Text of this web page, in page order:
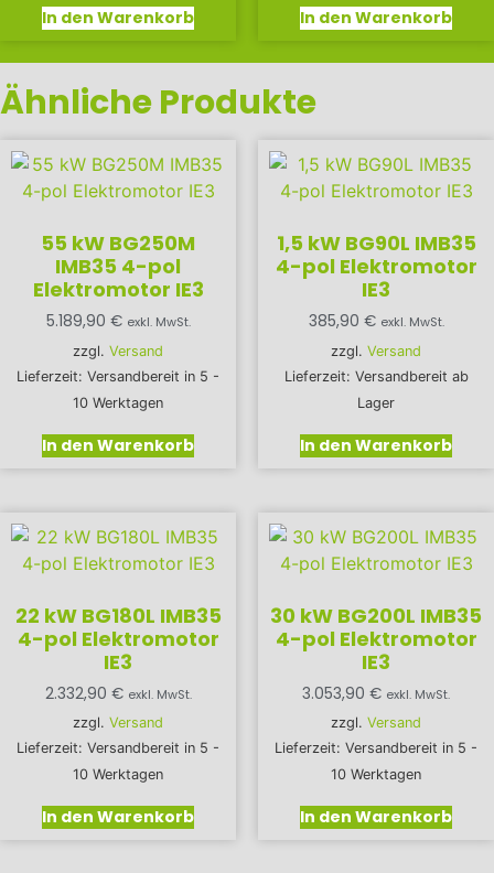
In den Warenkorb In den Warenkorb
Ähnliche Produkte
55 kW BG250M
IMB35 4-pol
Elektromotor IE3
5.189,90 € exkl. MwSt.
zzgl. Versand
Lieferzeit: Versandbereit in 5 -
10 Werktagen
In den Warenkorb
1,5 kW BG90L IMB35
4-pol Elektromotor
IE3
385,90 € exkl. MwSt.
zzgl. Versand
Lieferzeit: Versandbereit ab
Lager
In den Warenkorb
22 kW BG180L IMB35
4-pol Elektromotor
IE3
2.332,90 € exkl. MwSt.
zzgl. Versand
Lieferzeit: Versandbereit in 5 -
10 Werktagen
In den Warenkorb
30 kW BG200L IMB35
4-pol Elektromotor
IE3
3.053,90 € exkl. MwSt.
zzgl. Versand
Lieferzeit: Versandbereit in 5 -
10 Werktagen
In den Warenkorb